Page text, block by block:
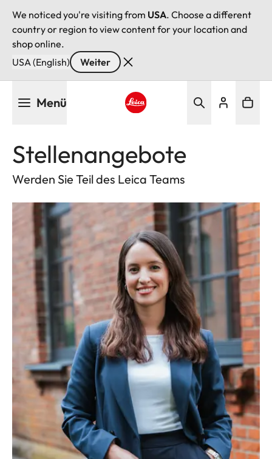
We noticed you're visiting from USA. Choose a different
country or region to view content for your location and
shop online.
USA (English)
Weiter
Menü
Stellenangebote
Werden Sie Teil des Leica Teams